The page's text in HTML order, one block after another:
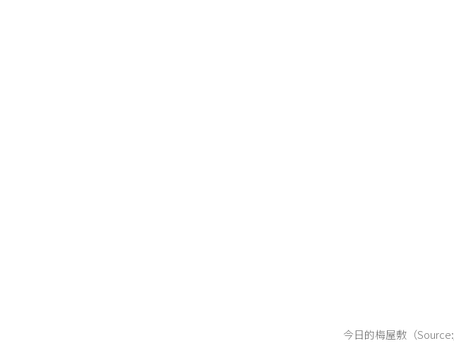
今日的梅屋敷（Source: